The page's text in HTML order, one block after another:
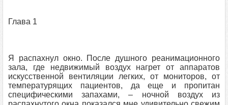
Глава 1
Я распахнул окно. После душного реанимационного
зала, где недвижимый воздух нагрет от аппаратов
искусственной вентиляции легких, от мониторов, от
температурящих пациентов, да еще и пропитан
специфическими запахами, – ночной воздух из